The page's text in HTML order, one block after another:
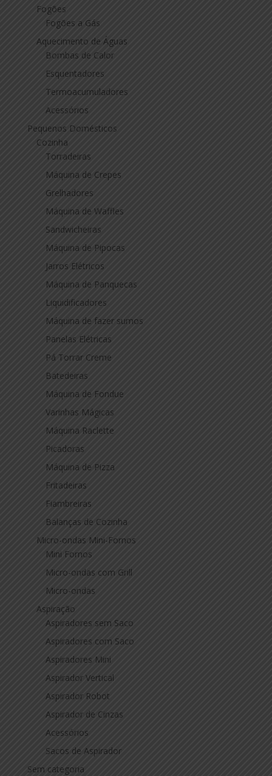
Fogões
Fogões a Gás
Aquecimento de Águas
Bombas de Calor
Esquentadores
Termoacumuladores
Acessórios
Pequenos Domésticos
Cozinha
Torradeiras
Máquina de Crepes
Grelhadores
Máquina de Waffles
Sandwicheiras
Máquina de Pipocas
Jarros Elétricos
Máquina de Panquecas
Liquidificadores
Máquina de fazer sumos
Panelas Elétricas
Pá Torrar Creme
Batedeiras
Máquina de Fondue
Varinhas Mágicas
Máquina Raclette
Picadoras
Máquina de Pizza
Fritadeiras
Fiambreiras
Balanças de Cozinha
Micro-ondas Mini-Fornos
Mini Fornos
Micro-ondas com Grill
Micro-ondas
Aspiração
Aspiradores sem Saco
Aspiradores com Saco
Aspiradores Mini
Aspirador Vertical
Aspirador Robot
Aspirador de Cinzas
Acessórios
Sacos de Aspirador
Sem categoria